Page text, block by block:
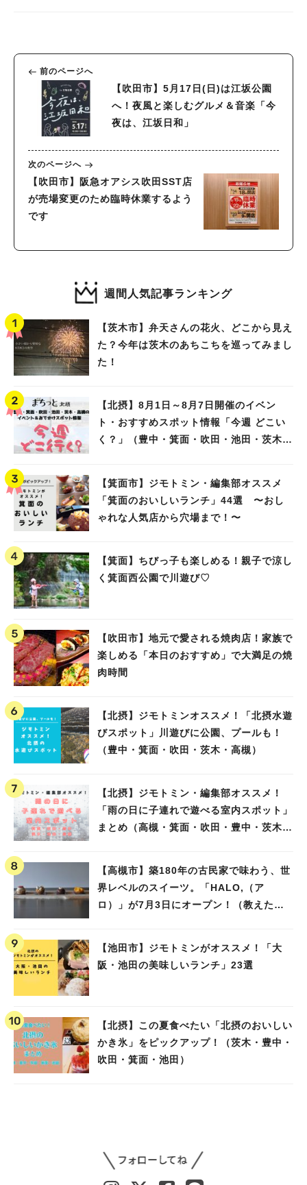
前のページへ
【吹田市】5月17日(日)は江坂公園
へ！夜風と楽しむグルメ＆音楽「今
夜は、江坂日和」
次のページへ
【吹田市】阪急オアシス吹田SST店
が売場変更のため臨時休業するよう
です
週間人気記事ランキング
【茨木市】弁天さんの花火、どこから見え
た？今年は茨木のあちこちを巡ってみまし
た！
【北摂】8月1日～8月7日開催のイベン
ト・おすすめスポット情報「今週 どこい
く？」（豊中・箕面・吹田・池田・茨木・
【箕面市】ジモトミン・編集部オススメ
「箕面のおいしいランチ」44選 〜おし
ゃれな人気店から穴場まで！〜
【箕面】ちびっ子も楽しめる！親子で涼し
く箕面西公園で川遊び♡
【吹田市】地元で愛される焼肉店！家族で
楽しめる「本日のおすすめ」で大満足の焼
肉時間
【北摂】ジモトミンオススメ！「北摂水遊
びスポット」川遊びに公園、プールも！
（豊中・箕面・吹田・茨木・高槻）
【北摂】ジモトミン・編集部オススメ！
「雨の日に子連れで遊べる室内スポット」
まとめ（高槻・箕面・吹田・豊中・茨木・
【高槻市】築180年の古民家で味わう、世
界レベルのスイーツ。「HALO,（ア
ロ）」が7月3日にオープン！（教えたい/
【池田市】ジモトミンがオススメ！「大
阪・池田の美味しいランチ」23選
【北摂】この夏食べたい「北摂のおいしい
かき氷」をピックアップ！（茨木・豊中・
吹田・箕面・池田）